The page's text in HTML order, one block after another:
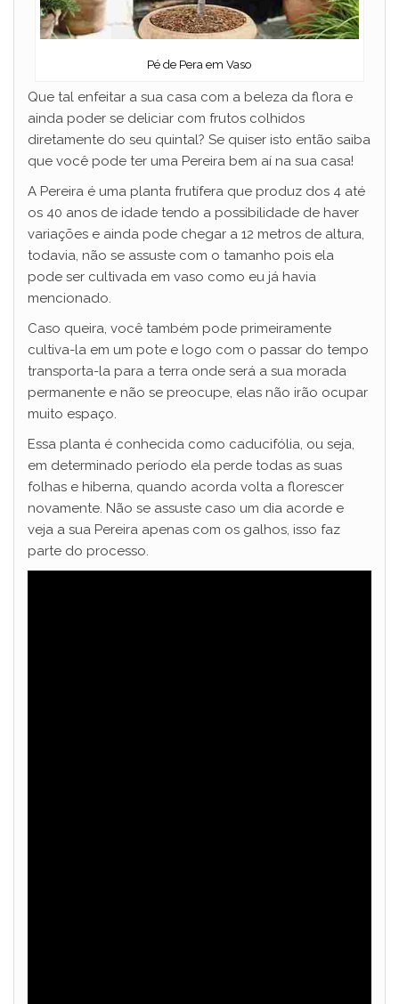
Pé de Pera em Vaso
Que tal enfeitar a sua casa com a beleza da flora e
ainda poder se deliciar com frutos colhidos
diretamente do seu quintal? Se quiser isto então saiba
que você pode ter uma Pereira bem aí na sua casa!
A Pereira é uma planta frutífera que produz dos 4 até
os 40 anos de idade tendo a possibilidade de haver
variações e ainda pode chegar a 12 metros de altura,
todavia, não se assuste com o tamanho pois ela
pode ser cultivada em vaso como eu já havia
mencionado.
Caso queira, você também pode primeiramente
cultiva-la em um pote e logo com o passar do tempo
transporta-la para a terra onde será a sua morada
permanente e não se preocupe, elas não irão ocupar
muito espaço.
Essa planta é conhecida como caducifólia, ou seja,
em determinado período ela perde todas as suas
folhas e hiberna, quando acorda volta a florescer
novamente. Não se assuste caso um dia acorde e
veja a sua Pereira apenas com os galhos, isso faz
parte do processo.